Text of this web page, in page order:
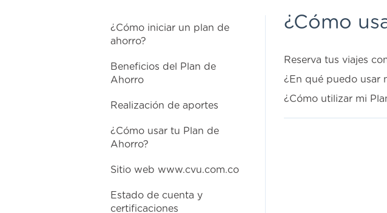
¿Cómo
Reserva tus viajes
¿En qué puedo usar
¿Cómo utilizar mi
¿Cómo iniciar un plan de
ahorro?
Beneficios del Plan de
Ahorro
Realización de aportes
¿Cómo usar tu Plan de
Ahorro?
Sitio web www.cvu.com.co
Estado de cuenta y
certificaciones